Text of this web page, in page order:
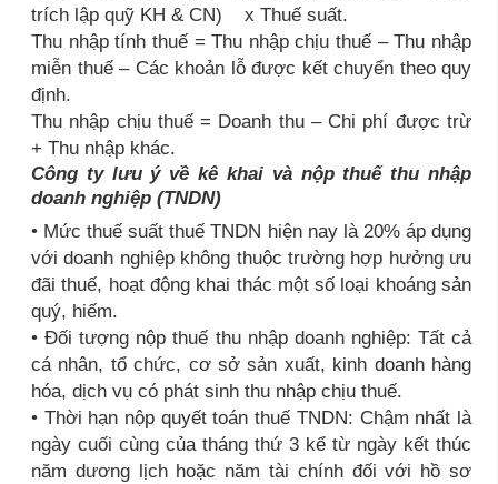
trích lập quỹ KH & CN) x Thuế suất.
Thu nhập tính thuế = Thu nhập chịu thuế – Thu nhập
miễn thuế – Các khoản lỗ được kết chuyển theo quy
định.
Thu nhập chịu thuế = Doanh thu – Chi phí được trừ
+ Thu nhập khác.
Công ty lưu ý về kê khai và nộp thuế thu nhập
doanh nghiệp (TNDN)
• Mức thuế suất thuế TNDN hiện nay là 20% áp dụng
với doanh nghiệp không thuộc trường hợp hưởng ưu
đãi thuế, hoạt động khai thác một số loại khoáng sản
quý, hiếm.
• Đối tượng nộp thuế thu nhập doanh nghiệp: Tất cả
cá nhân, tổ chức, cơ sở sản xuất, kinh doanh hàng
hóa, dịch vụ có phát sinh thu nhập chịu thuế.
• Thời hạn nộp quyết toán thuế TNDN: Chậm nhất là
ngày cuối cùng của tháng thứ 3 kể từ ngày kết thúc
năm dương lịch hoặc năm tài chính đối với hồ sơ